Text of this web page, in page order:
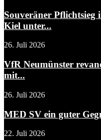
Souveräner
Kiel unter...
26. Juli 2026
VfR Neumünster
mit...
26. Juli 2026
MED SV ein guter
22. Juli 2026